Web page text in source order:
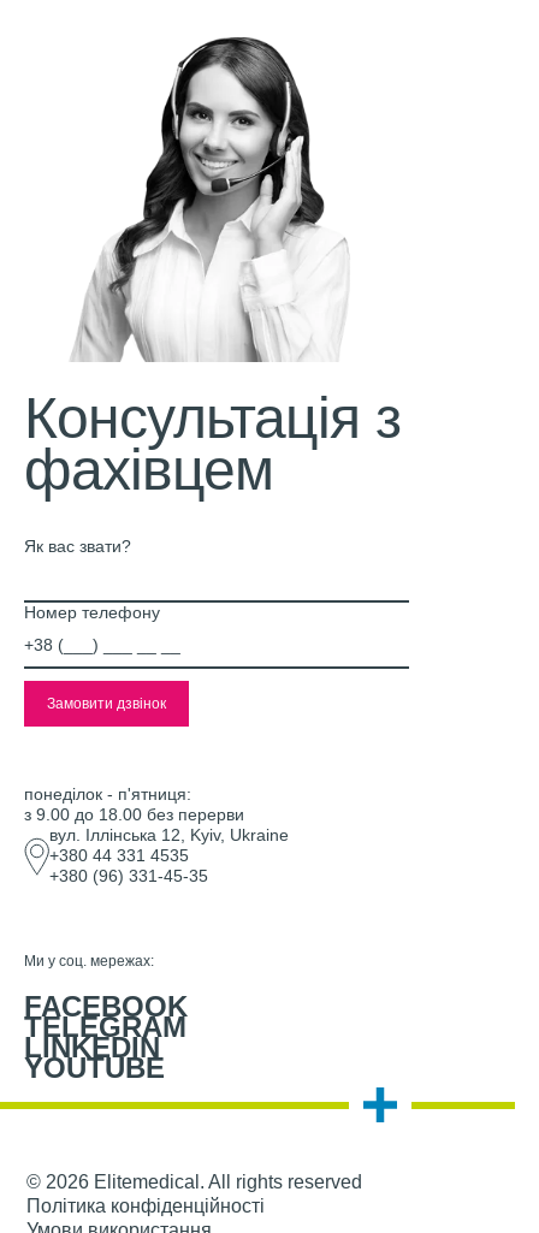
Консультація з
фахівцем
Як вас звати?
Номер телефону
понеділок - п'ятниця:
з 9.00 до 18.00 без перерви
вул. Іллінська 12, Kyiv, Ukraine
+380 44 331 4535
+380 (96) 331-45-35
Ми у соц. мережах:
FACEBOOK
TELEGRAM
LINKEDIN
YOUTUBE
© 2026 Elitemedical. All rights reserved
Політика конфіденційності